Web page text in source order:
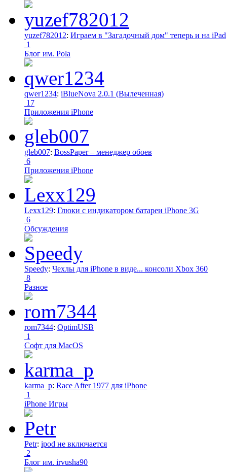
yuzef782012: Играем в "Загадочный дом" теперь и на iPad
1
Блог им. Pola
qwer1234: iBlueNova 2.0.1 (Вылеченная)
17
Приложения iPhone
gleb007: BossPaper – менеджер обоев
6
Приложения iPhone
Lexx129: Глюки с индикатором батареи iPhone 3G
6
Обсуждения
Speedy: Чехлы для iPhone в виде... консоли Xbox 360
8
Разное
rom7344: OptimUSB
1
Софт для MacOS
karma_p: Race After 1977 для iPhone
1
iPhone Игры
Petr: ipod не включается
2
Блог им. irvusha90